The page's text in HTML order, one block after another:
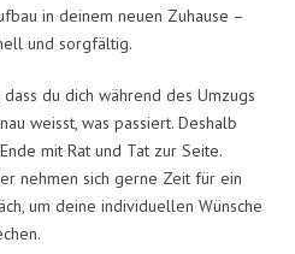
in deinem neuen Zuhause –
und sorgfältig.
du dich während des Umzugs
weisst, was passiert. Deshalb
mit Rat und Tat zur Seite.
nehmen sich gerne Zeit für ein
um deine individuellen Wünsche